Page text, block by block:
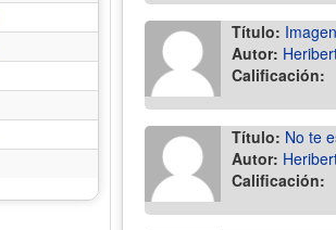
Título:
Autor:
Calificación:
Título: No te
Autor:
Calificación: